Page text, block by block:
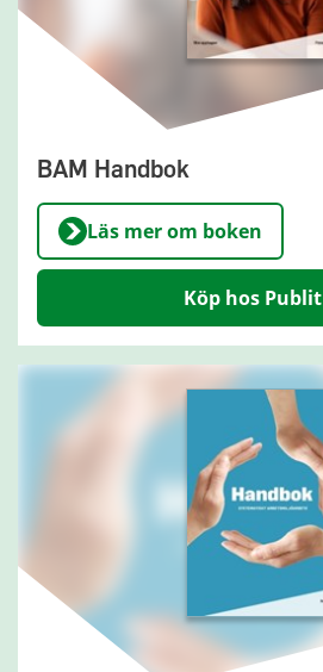
BAM Handbok
Läs mer om boken
Köp hos Publit